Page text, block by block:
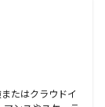
たはクラウドイ